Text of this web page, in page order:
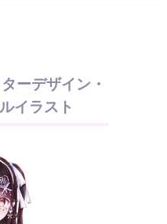
ーデザイン・
イラスト